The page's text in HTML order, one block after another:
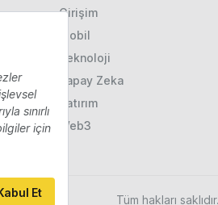
Girişim
Mobil
Teknoloji
Yapay Zeka
Yatırım
Web3
Tüm hakları